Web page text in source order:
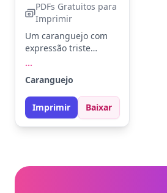
PDFs Gratuitos para
Imprimir
Um caranguejo com
expressão triste
Experimente vermelho
para o corpo e
amarelo para as
pinças. Um toque de
...
Caranguejo
Imprimir Baixar